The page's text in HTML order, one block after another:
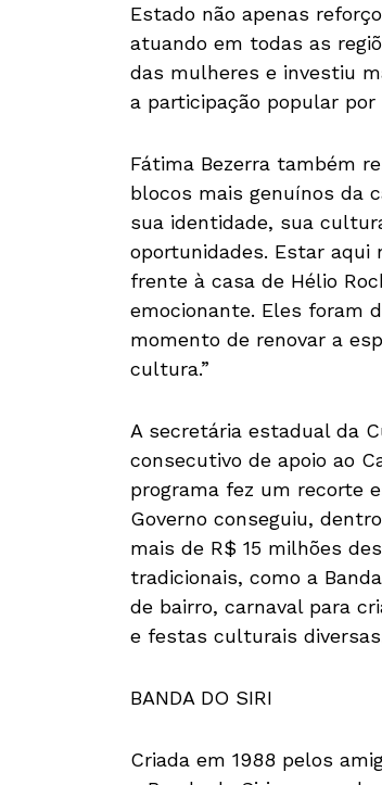
Estado não apenas
atuando em todas as
das mulheres e investiu
a participação popular por
Fátima Bezerra também
blocos mais genuínos da
sua identidade, sua
oportunidades. Estar aqui
frente à casa de Hélio
emocionante. Eles foram
momento de renovar a
cultura.”
A secretária estadual da
consecutivo de apoio ao
programa fez um recorte
Governo conseguiu,
mais de R$ 15 milhões
tradicionais, como a
de bairro, carnaval para
e festas culturais
BANDA DO SIRI
Criada em 1988 pelos